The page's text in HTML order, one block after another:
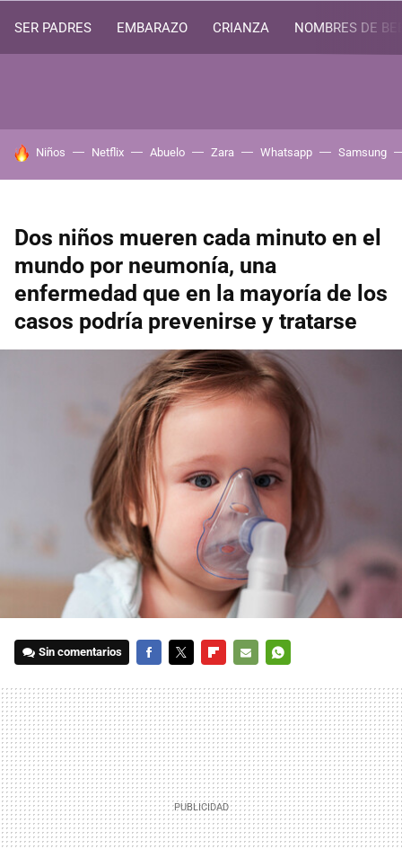
SER PADRES EMBARAZO CRIANZA NOMBRES DE
HOY SE HABLA DE
Niños Netflix Abuelo Zara Whatsapp Samsung
Dos niños mueren cada minuto en el
mundo por neumonía, una
enfermedad que en la mayoría de los
casos podría prevenirse y tratarse
Sin comentarios
MAIL